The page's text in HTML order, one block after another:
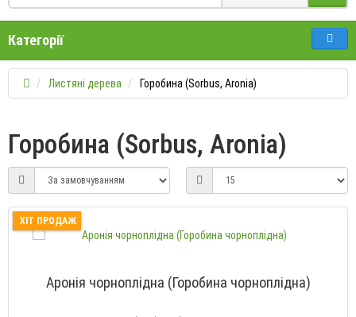
Категорії
Листяні дерева Горобина (Sorbus, Aronia)
Горобина (Sorbus, Aronia)
ХІТ ПРОДАЖ
Аронія чорноплідна (Горобина чорноплідна)